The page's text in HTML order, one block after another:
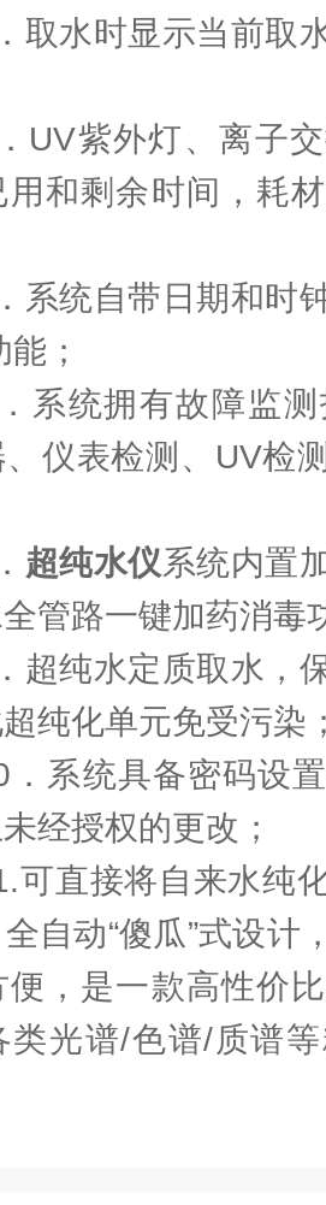
水时显示当前取水
紫外灯、离子交
用和剩余时间，耗
统自带日期和时钟
；
统拥有故障监测
仪表检测、UV检
超纯水仪系统内置
管路一键加药消毒
纯水定质取水，保
纯化单元免受污染；
统具备密码设置
经授权的更改；
直接将自来水纯化
自动“傻瓜”式设计
，是一款高性价
类光谱/色谱/质谱